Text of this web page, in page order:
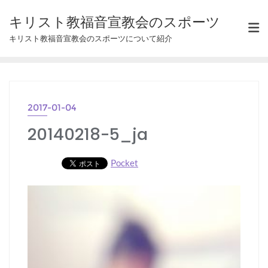
content
キリスト教福音宣教会のスポーツ
キリスト教福音宣教会のスポーツについて紹介
2017-01-04
20140218-5_ja
Pocket